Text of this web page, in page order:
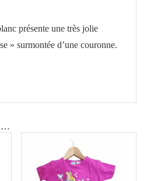
présente une très jolie
» surmontée d’une couronne.